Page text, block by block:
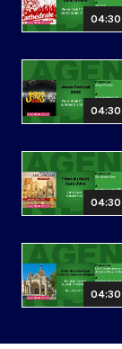
04:30
04:30
04:30
04:30